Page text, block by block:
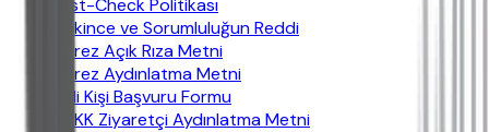
Fast-Check Politikası
Çekince ve Sorumluluğun Reddi
Çerez Açık Rıza Metni
Çerez Aydınlatma Metni
İlgili Kişi Başvuru Formu
KVKK Ziyaretçi Aydınlatma Metni